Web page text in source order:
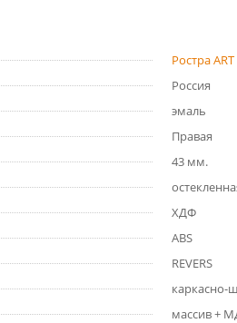
Ростра
Россия
эмаль
Правая
43 мм.
ХДФ
ABS
REVERS
каркасно-
массив +